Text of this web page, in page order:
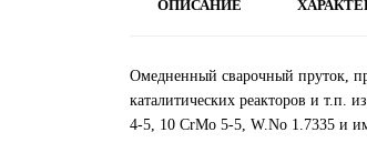
ОПИСАНИЕ
Омедненный сварочный пруток,
каталитических реакторов и
4-5, 10 CrMo 5-5, W.No 1.7335 и